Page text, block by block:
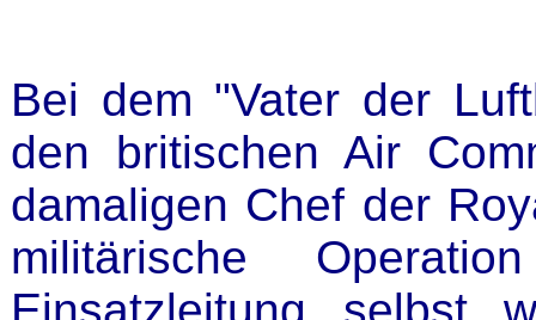
Bei dem "Vater der
den britischen Air
damaligen Chef der
militärische